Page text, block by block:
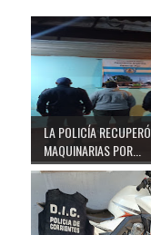
LA POLICÍA RECUPERÓ
MAQUINARIAS POR...